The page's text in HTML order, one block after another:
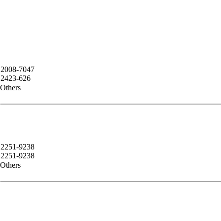
2008-7047
2423-626
Others
2251-9238
2251-9238
Others